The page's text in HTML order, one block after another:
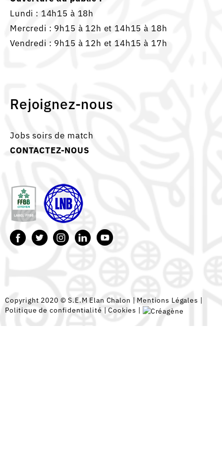
Lundi : 14h15 à 18h
Mercredi : 9h15 à 12h et 14h15 à 18h
Vendredi : 9h15 à 12h et 14h15 à 17h
Rejoignez-nous
Jobs soirs de match
CONTACTEZ-NOUS
Copyright 2020 © S.E.M Elan Chalon | Mentions Légales |
Politique de confidentialité |Cookies |